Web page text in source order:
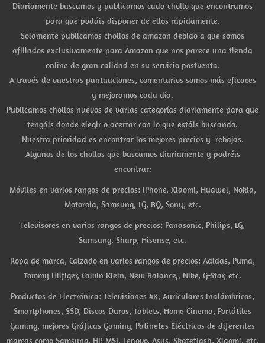
Diariamente buscamos y publicamos cada chollo que encontramos
para que podáis disponer de ellos rápidamente.
Solamente publicamos chollos de amazon debido a que somos
afiliados exclusivamente para Amazon que nos parece una tienda
online de gran calidad en su servicio postventa.
A través de vuestras puntuaciones, comentarios somos más eficaces
y mejoramos cada día.
Publicamos chollos nuevos de varias categorías diariamente para que
tengáis donde elegir o acertar con lo que estáis buscando.
Nuestra prioridad es encontrar los mejores precios y rebajas.
Algunos de los chollos que buscamos diariamente y podréis
encontrar:
Móviles en varios rangos de precios: iPhone, Xiaomi, Huawei, Nokia,
Motorola, Samsung, LG, BQ, Sony, etc.
Televisores en varios rangos de precios: Panasonic, Philips, LG,
Samsung, Sharp, Hisense, etc.
Ropa de marca, Calzado en varios rangos de precios: Adidas, Puma,
Tommy Hilfiger, Calvin Klein, New Balance,, Nike, G-Star, etc.
Productos de Electrónica: Televisiones 4K, Auriculares Inalámbricos,
Smartphones, SSD, Discos Duros, Tablets, Home Cinema, Portátiles
Gaming, mejores Gráficas Gaming, Patinetes Eléctricos de diferentes
marcas como Samsung, HP, MSI, Lenovo, Asus, Skateflash, Xiaomi, etc.